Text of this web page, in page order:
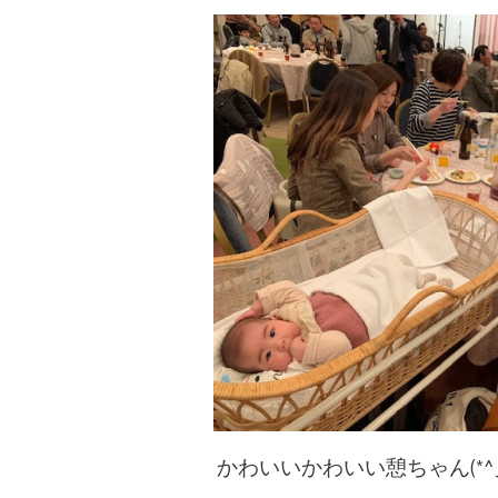
かわいいかわいい憩ちゃん